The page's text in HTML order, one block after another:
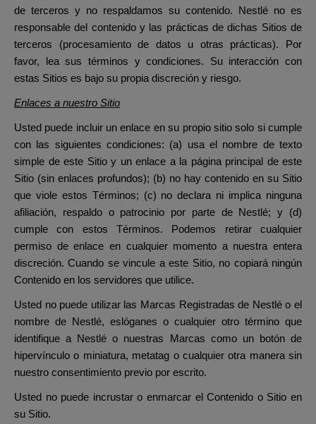
de terceros y no respaldamos su contenido. Nestlé no es
responsable del contenido y las prácticas de dichas Sitios de
terceros (procesamiento de datos u otras prácticas). Por
favor, lea sus términos y condiciones. Su interacción con
estas Sitios es bajo su propia discreción y riesgo.
Enlaces a nuestro Sitio
Usted puede incluir un enlace en su propio sitio solo si cumple
con las siguientes condiciones: (a) usa el nombre de texto
simple de este Sitio y un enlace a la página principal de este
Sitio (sin enlaces profundos); (b) no hay contenido en su Sitio
que viole estos Términos; (c) no declara ni implica ninguna
afiliación, respaldo o patrocinio por parte de Nestlé; y (d)
cumple con estos Términos. Podemos retirar cualquier
permiso de enlace en cualquier momento a nuestra entera
discreción. Cuando se vincule a este Sitio, no copiará ningún
Contenido en los servidores que utilice.
Usted no puede utilizar las Marcas Registradas de Nestlé o el
nombre de Nestlé, eslóganes o cualquier otro término que
identifique a Nestlé o nuestras Marcas como un botón de
hipervínculo o miniatura, metatag o cualquier otra manera sin
nuestro consentimiento previo por escrito.
Usted no puede incrustar o enmarcar el Contenido o Sitio en
su Sitio.